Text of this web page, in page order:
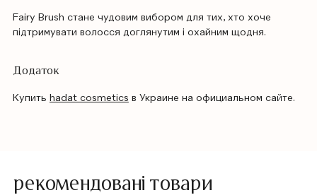
Fairy Brush стане чудовим вибором для тих, хто хоче
підтримувати волосся доглянутим і охайним щодня.
Додаток
Купить hadat cosmetics в Украине на официальном сайте.
рекомендовані товари